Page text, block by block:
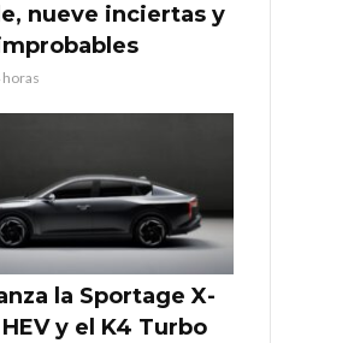
nueve inciertas y
horas
la Sportage X-
y el K4 Turbo